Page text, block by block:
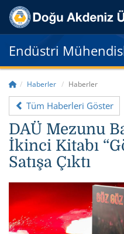
Endüstri
Haberler Haberler
Tüm Haberleri Göster
DAÜ Mezunu
İkinci Kitabı
Satışa Çıktı